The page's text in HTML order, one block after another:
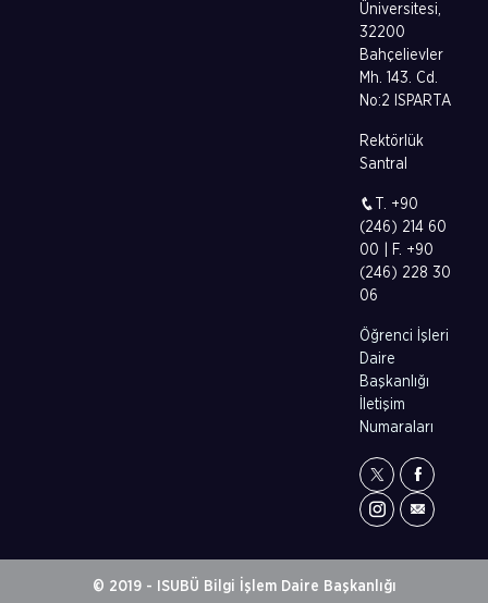
Üniversitesi,
32200
Bahçelievler
Mh. 143. Cd.
No:2 ISPARTA
Rektörlük
Santral
T. +90
(246) 214 60
00 | F. +90
(246) 228 30
06
Öğrenci İşleri
Daire
Başkanlığı
İletişim
Numaraları
© 2019 - ISUBÜ Bilgi İşlem Daire Başkanlığı